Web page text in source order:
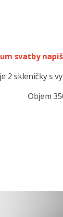
svatby
2 skleničky s
Objem